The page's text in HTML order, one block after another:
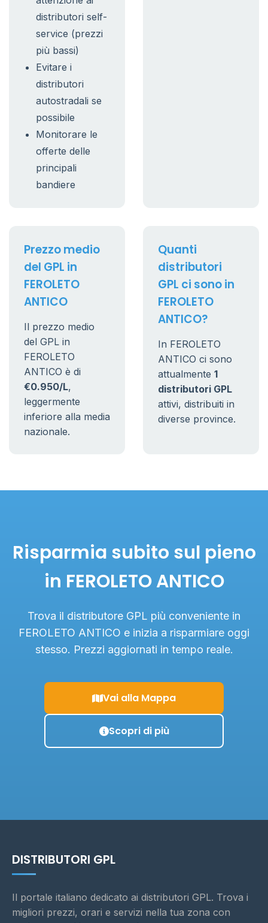
distributori self-
service (prezzi
più bassi)
Evitare i
distributori
autostradali se
possibile
Monitorare le
offerte delle
principali
bandiere
Prezzo medio
del GPL in
FEROLETO
ANTICO
Il prezzo medio
del GPL in
FEROLETO
ANTICO è di
€0.950/L,
leggermente
inferiore alla media
nazionale.
Quanti
distributori
GPL ci sono in
FEROLETO
ANTICO?
In FEROLETO
ANTICO ci sono
attualmente 1
distributori GPL
attivi, distribuiti in
diverse province.
Risparmia subito sul pieno
in FEROLETO ANTICO
Trova il distributore GPL più conveniente in
FEROLETO ANTICO e inizia a risparmiare oggi
stesso. Prezzi aggiornati in tempo reale.
Vai alla Mappa
Scopri di più
DISTRIBUTORI GPL
Il portale italiano dedicato ai distributori GPL. Trova i
migliori prezzi, orari e servizi nella tua zona con